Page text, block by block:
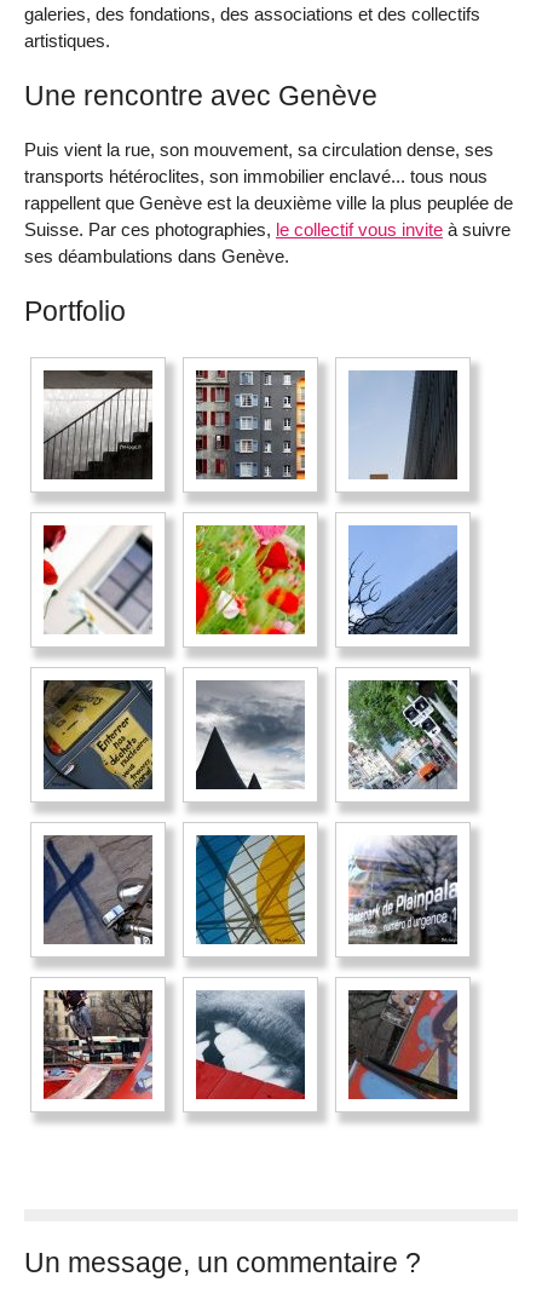
galeries, des fondations, des associations et des collectifs
artistiques.
Une rencontre avec Genève
Puis vient la rue, son mouvement, sa circulation dense, ses
transports hétéroclites, son immobilier enclavé... tous nous
rappellent que Genève est la deuxième ville la plus peuplée de
Suisse. Par ces photographies, le collectif vous invite à suivre
ses déambulations dans Genève.
Portfolio
Un message, un commentaire ?